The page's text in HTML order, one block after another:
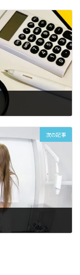
次の記事